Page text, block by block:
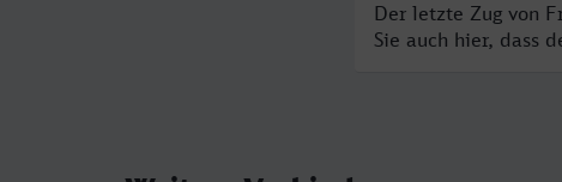
Der letzte Zug von
Sie auch hier, dass